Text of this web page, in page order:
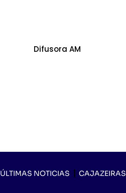
Difusora AM
ÚLTIMAS NOTICIAS CAJAZEIRAS